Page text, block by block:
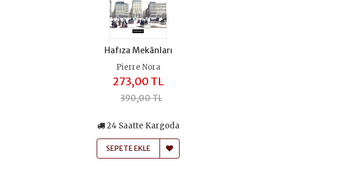
Hafıza Mekânları
Pierre Nora
273,00 TL
390,00 TL
24 Saatte Kargoda
SEPETE EKLE